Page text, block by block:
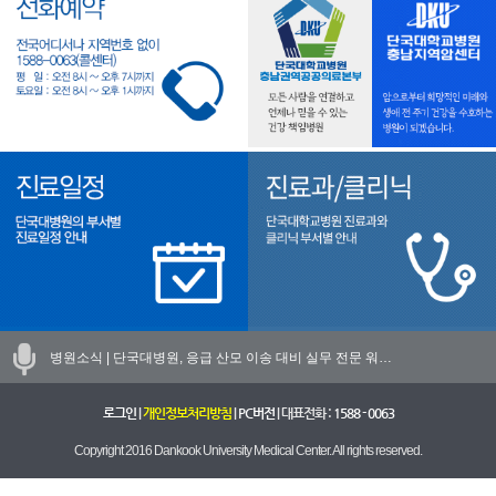
병원소식 | 단국대병원, 응급 산모 이송 대비 실무 전문 워…
로그인| 개인정보처리방침| PC버전| 대표전화 : 1588 - 0063
Copyright 2016 Dankook University Medical Center. All rights reserved.